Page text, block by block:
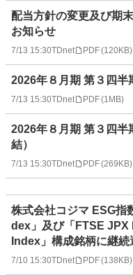
配当方針の変更及び期
お知らせ
7/13 15:30TDnet PDF(120KB)
2026年８月期 第３四半
7/13 15:30TDnet PDF(1MB)
2026年８月期 第３四半
結）
7/13 15:30TDnet PDF(269KB)
株式会社コジマ ESG
dex」及び「FTSE
Index」構成銘柄に継続
7/10 15:30TDnet PDF(138KB)